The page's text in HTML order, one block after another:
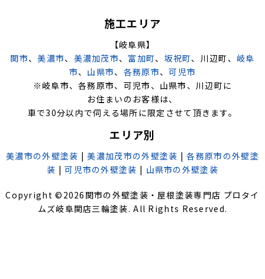
施工エリア
【岐阜県】
関市、美濃市、 美濃加茂市、 富加町、 坂祝町、川辺町、 岐阜
市、 山県市、 各務原市、可児市
※岐阜市、各務原市、可児市、山県市、川辺町に
お住まいのお客様は、
車で30分以内で伺える場所に限定させて頂きます。
エリア別
美濃市の外壁塗装 |美濃加茂市の外壁塗装 |各務原市の外壁塗
装 |可児市の外壁塗装 | 山県市の外壁塗装
Copyright © 2026 関市の外壁塗装・屋根塗装専門店 プロタイ
ムズ岐阜関店三輪塗装. All Rights Reserved.